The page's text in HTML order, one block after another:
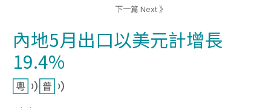
下一篇 Next 》
內地5月出口以美元計增長
19.4%